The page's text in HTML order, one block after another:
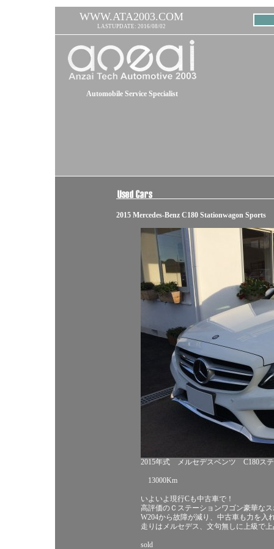
WWW.ATA2003.COM
LASTUPDATE: 2016/08/02
Automobile Service Specialist
2015 Mercedes-Benz C180 Stationwagon Sports
2015年式 メルセデスベンツ C180ス
13000Km
いよいよ現行Cも中古車で！
高評価のＣステーションワゴン豪華な
W204から故障が減り、中古車も力を入
走りはメルセデス、文句無しに上級で
sold